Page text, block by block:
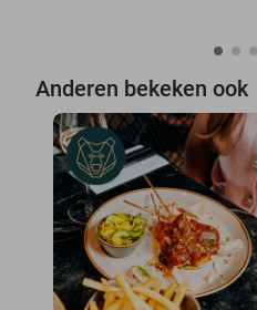
Anderen bekeken ook